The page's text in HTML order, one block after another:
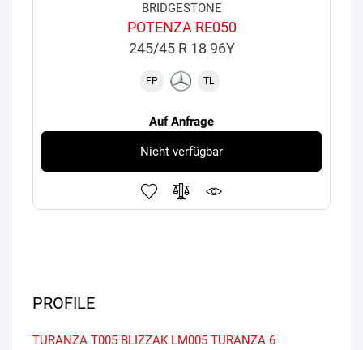
BRIDGESTONE
POTENZA RE050
245/45 R 18 96Y
FP TL
Auf Anfrage
Nicht verfügbar
PROFILE
TURANZA T005 BLIZZAK LM005 TURANZA 6